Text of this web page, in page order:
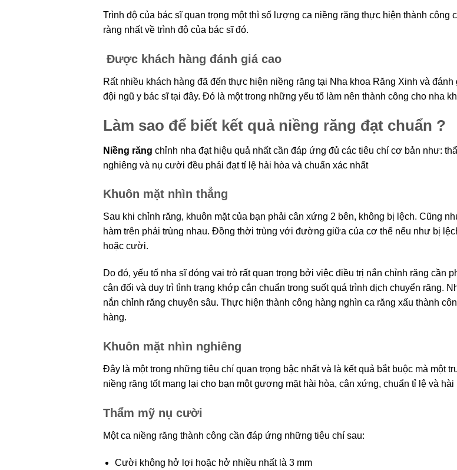
Trình độ của bác sĩ quan trọng một thì số lượng ca niềng răng thực hiện thành công
ràng nhất về trình độ của bác sĩ đó.
️ Được khách hàng đánh giá cao
Rất nhiều khách hàng đã đến thực hiện niềng răng tại Nha khoa Răng Xinh và
đội ngũ y bác sĩ tại đây. Đó là một trong những yếu tố làm nên thành công cho nha
Làm sao để biết kết quả niềng răng đạt chuẩn ?
Niềng răngchỉnh nha đạt hiệu quả nhất cần đáp ứng đủ các tiêu chí cơ bản như:
nghiêng và nụ cười đều phải đạt tỉ lệ hài hòa và chuẩn xác nhất
Khuôn mặt nhìn thẳng
Sau khi chỉnh răng, khuôn mặt của bạn phải cân xứng 2 bên, không bị lệch. Cũng
hàm trên phải trùng nhau. Đồng thời trùng với đường giữa của cơ thể nếu như bị
hoặc cười.
Do đó, yếu tố nha sĩ đóng vai trò rất quan trọng bởi việc điều trị nắn chỉnh răng cần
cân đối và duy trì tình trạng khớp cắn chuẩn trong suốt quá trình dịch chuyển răng.
nắn chỉnh răng chuyên sâu. Thực hiện thành công hàng nghìn ca răng xấu thành
hàng.
Khuôn mặt nhìn nghiêng
Đây là một trong những tiêu chí quan trọng bậc nhất và là kết quả bắt buộc mà một
niềng răng tốt mang lại cho bạn một gương mặt hài hòa, cân xứng, chuẩn tỉ lệ và hài
Thẩm mỹ nụ cười
Một ca niềng răng thành công cần đáp ứng những tiêu chí sau:
Cười không hở lợi hoặc hở nhiều nhất là 3 mm
Nhận tư vấn miễn phí từ
Bọc răng sứ thẩm mỹ
Niềng
Trồng răng Implant
Điều trị